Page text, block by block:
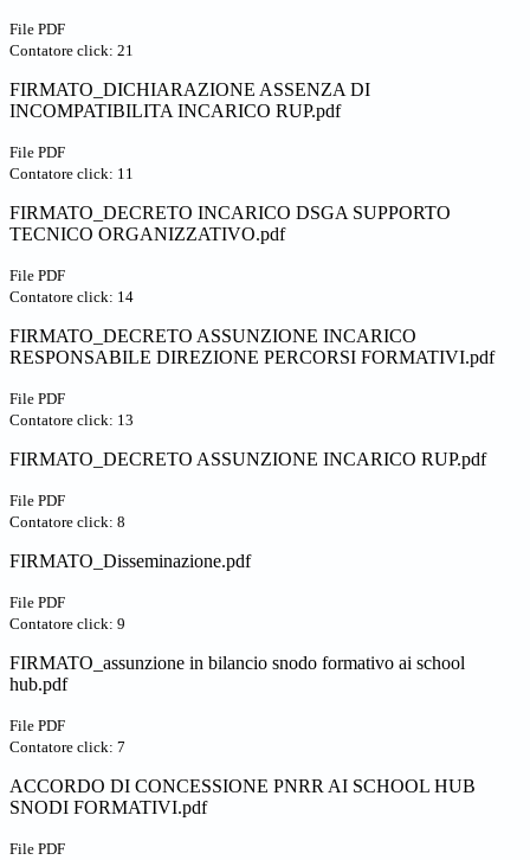
File PDF
Contatore click: 21
FIRMATO_DICHIARAZIONE ASSENZA DI
INCOMPATIBILITA INCARICO RUP.pdf
File PDF
Contatore click: 11
FIRMATO_DECRETO INCARICO DSGA SUPPORTO
TECNICO ORGANIZZATIVO.pdf
File PDF
Contatore click: 14
FIRMATO_DECRETO ASSUNZIONE INCARICO
RESPONSABILE DIREZIONE PERCORSI FORMATIVI.pdf
File PDF
Contatore click: 13
FIRMATO_DECRETO ASSUNZIONE INCARICO RUP.pdf
File PDF
Contatore click: 8
FIRMATO_Disseminazione.pdf
File PDF
Contatore click: 9
FIRMATO_assunzione in bilancio snodo formativo ai school
hub.pdf
File PDF
Contatore click: 7
ACCORDO DI CONCESSIONE PNRR AI SCHOOL HUB
SNODI FORMATIVI.pdf
File PDF